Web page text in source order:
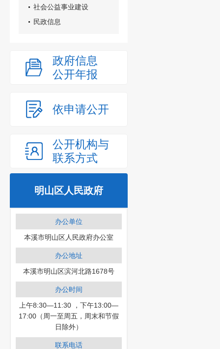
社会公益事业建设
民政信息
政府信息
公开年报
依申请公开
公开机构与
联系方式
明山区人民政府
办公单位
本溪市明山区人民政府办公室
办公地址
本溪市明山区滨河北路1678号
办公时间
上午8:30—11:30 ，下午13:00—
17:00（周一至周五，周末和节假
日除外）
联系电话